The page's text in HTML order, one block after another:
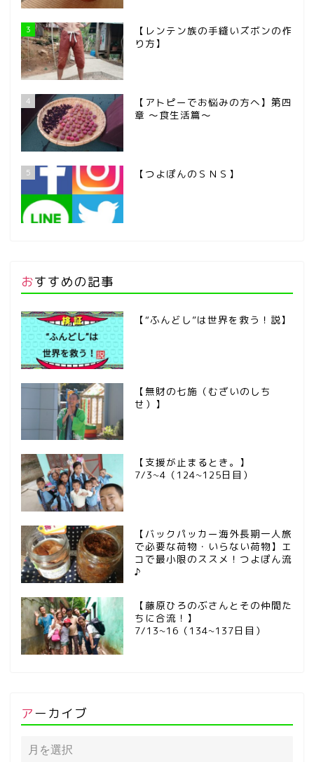
3
【レンテン族の手縫いズボンの作
り方】
4
【アトピーでお悩みの方へ】第四
章 ～食生活篇～
5 【つよぽんのＳＮＳ】
おすすめの記事
【“ふんどし”は世界を救う！説】
【無財の七施（むざいのしち
せ）】
【支援が止まるとき。】
7/3~4（124~125日目）
【バックパッカー海外長期一人旅
で必要な荷物・いらない荷物】エ
コで最小限のススメ！つよぽん流
♪
【藤原ひろのぶさんとその仲間た
ちに合流！】
7/13~16（134~137日目）
アーカイブ